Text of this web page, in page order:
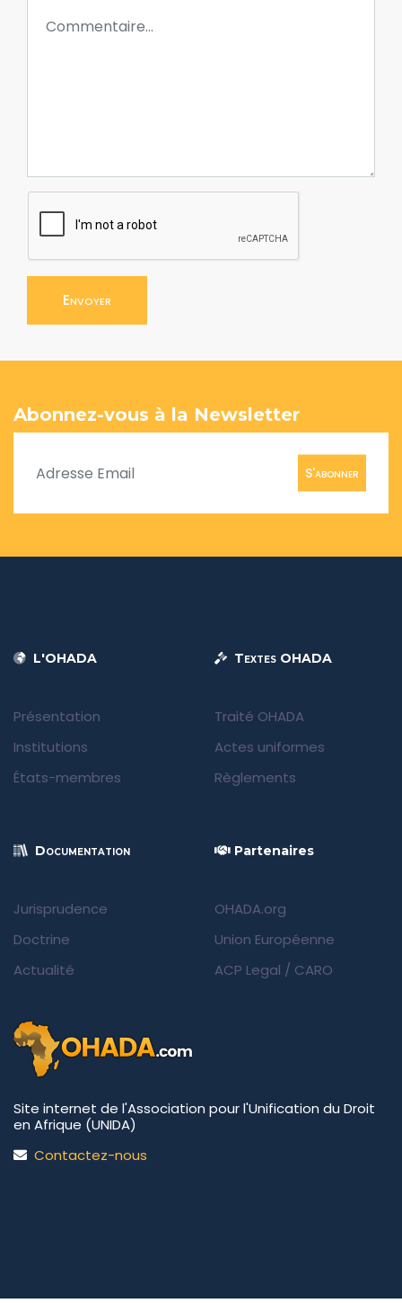
Envoyer
Abonnez-vous à la Newsletter
S'abonner
L'OHADA
Présentation
Institutions
États-membres
Textes OHADA
Traité OHADA
Actes uniformes
Règlements
Documentation
Jurisprudence
Doctrine
Actualité
Partenaires
OHADA.org
Union Européenne
ACP Legal / CARO
Site internet de l'Association pour l'Unification du Droit
en Afrique (UNIDA)
Contactez-nous